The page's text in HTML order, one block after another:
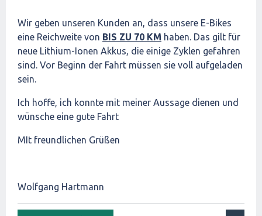
Wir geben unseren Kunden an, dass unsere E-Bikes
eine Reichweite von BIS ZU 70 KM haben. Das gilt für
neue Lithium-Ionen Akkus, die einige Zyklen gefahren
sind. Vor Beginn der Fahrt müssen sie voll aufgeladen
sein.
Ich hoffe, ich konnte mit meiner Aussage dienen und
wünsche eine gute Fahrt
MIt freundlichen Grüßen
Wolfgang Hartmann